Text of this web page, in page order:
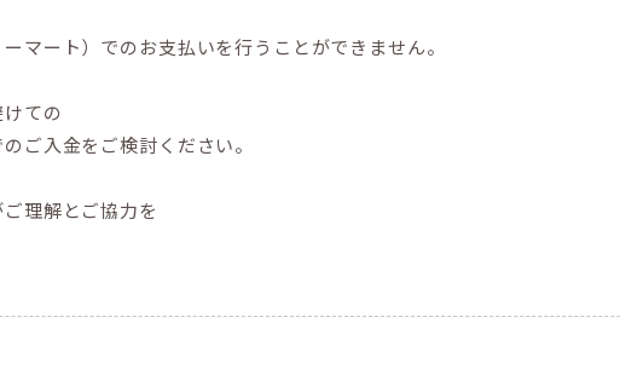
マート）でのお支払いを行うことができません。
ての
ご入金をご検討ください。
理解とご協力を